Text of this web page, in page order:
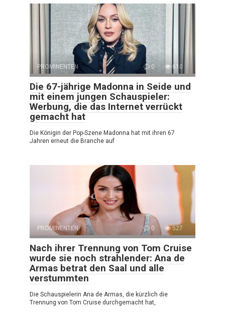
PROMINENTEN 0 610
Die 67-jährige Madonna in Seide und
mit einem jungen Schauspieler:
Werbung, die das Internet verrückt
gemacht hat
Die Königin der Pop-Szene Madonna hat mit ihren 67
Jahren erneut die Branche auf
PROMINENTEN 0 527
Nach ihrer Trennung von Tom Cruise
wurde sie noch strahlender: Ana de
Armas betrat den Saal und alle
verstummten
Die Schauspielerin Ana de Armas, die kürzlich die
Trennung von Tom Cruise durchgemacht hat,